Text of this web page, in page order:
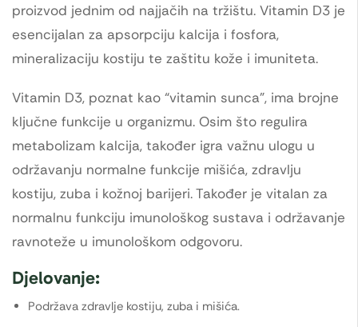
proizvod jednim od najjačih na tržištu. Vitamin D3 je
esencijalan za apsorpciju kalcija i fosfora,
mineralizaciju kostiju te zaštitu kože i imuniteta.
Vitamin D3, poznat kao “vitamin sunca”, ima brojne
ključne funkcije u organizmu. Osim što regulira
metabolizam kalcija, također igra važnu ulogu u
održavanju normalne funkcije mišića, zdravlju
kostiju, zuba i kožnoj barijeri. Također je vitalan za
normalnu funkciju imunološkog sustava i održavanje
ravnoteže u imunološkom odgovoru.
Djelovanje:
Podržava zdravlje kostiju, zuba i mišića.